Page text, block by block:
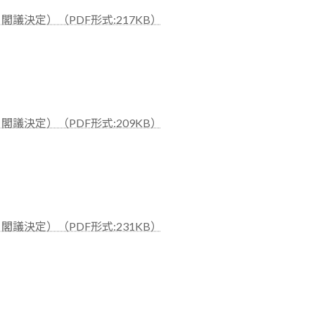
議決定）（PDF形式:217KB）
議決定）（PDF形式:209KB）
議決定）（PDF形式:231KB）